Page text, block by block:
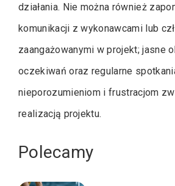
działania. Nie można również
komunikacji z wykonawcami lub
zaangażowanymi w projekt; jasne
oczekiwań oraz regularne
nieporozumieniom i frustracjom
realizacją projektu.
Polecamy